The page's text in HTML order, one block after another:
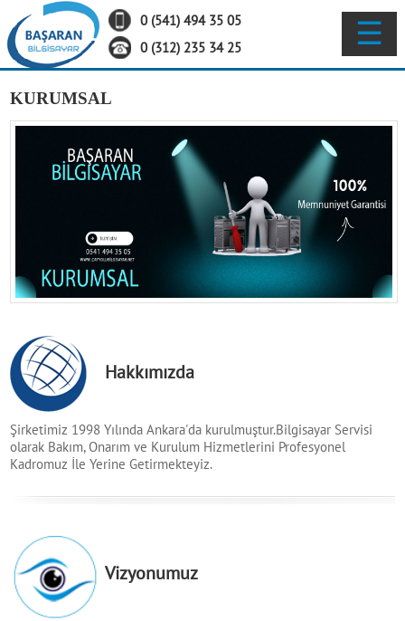
0 (541) 494 35 05
0 (312) 235 34 25
ANA SAYFA ☰
KURUMSAL
Hakkımızda
Şirketimiz 1998 Yılında Ankara'da kurulmuştur.Bilgisayar Servisi
olarak Bakım, Onarım ve Kurulum Hizmetlerini Profesyonel
Kadromuz İle Yerine Getirmekteyiz.
Vizyonumuz